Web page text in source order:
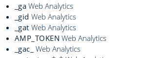
_ga Web Analytics
_gid Web Analytics
_gat Web Analytics
AMP_TOKEN Web Analytics
_gac_ Web Analytics